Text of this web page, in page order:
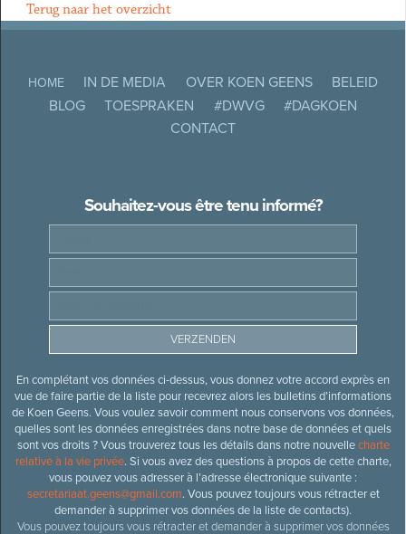
Terug naar het overzicht
HOME IN DE MEDIA OVER KOEN GEENS
BELEID
BLOG
TOESPRAKEN #DWVG
#DAGKOEN
CONTACT
Souhaitez-vous être tenu informé?
En complétant vos données ci-dessus, vous donnez votre accord exprès en
vue de faire partie de la liste pour recevrez alors les bulletins d’informations
de Koen Geens. Vous voulez savoir comment nous conservons vos données,
quelles sont les données enregistrées dans notre base de données et quels
sont vos droits ? Vous trouverez tous les détails dans notre nouvellecharte
relative à la vie privée. Si vous avez des questions à propos de cette charte,
vous pouvez vous adresser à l’adresse électronique suivante :
secretariaat.geens@gmail.com. Vous pouvez toujours vous rétracter et
demander à supprimer vos données de la liste de contacts).
Vous pouvez toujours vous rétracter et demander à supprimer vos données